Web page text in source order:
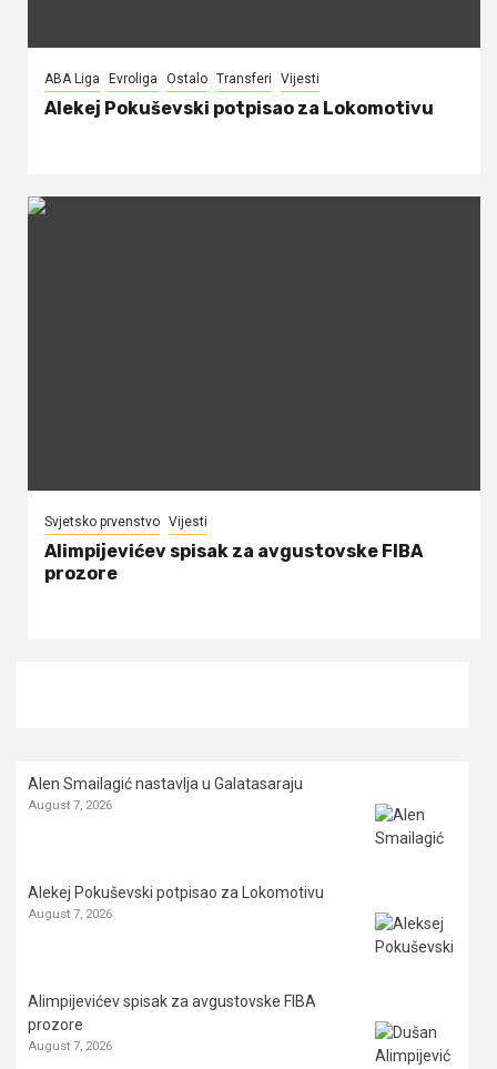
ABA Liga Evroliga Ostalo Transferi Vijesti
Alekej Pokuševski potpisao za Lokomotivu
Svjetsko prvenstvo Vijesti
Alimpijevićev spisak za avgustovske FIBA
prozore
Alen Smailagić nastavlja u Galatasaraju
August 7, 2026
Alekej Pokuševski potpisao za Lokomotivu
August 7, 2026
Alimpijevićev spisak za avgustovske FIBA
prozore
August 7, 2026